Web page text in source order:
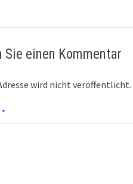
Sie einen Kommentar
wird nicht veröffentlicht.
*